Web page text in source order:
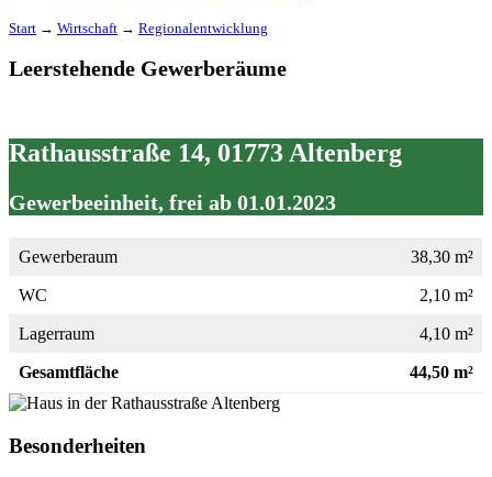
Start → Wirtschaft → Regionalentwicklung
Leerstehende Gewerberäume
Rathausstraße 14, 01773 Altenberg
Gewerbeeinheit, frei ab 01.01.2023
Gewerberaum 38,30 m²
WC 2,10 m²
Lagerraum 4,10 m²
Gesamtfläche 44,50 m²
Besonderheiten